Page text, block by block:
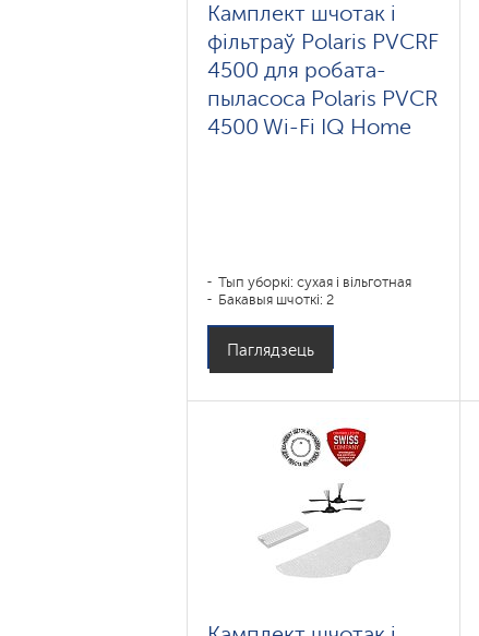
Камплект шчотак і
фільтраў Polaris PVCRF
4500 для робата-
пыласоса Polaris PVCR
4500 Wi-Fi IQ Home
Тып уборкі: сухая і вільготная
Бакавыя шчоткі: 2
Паглядзець